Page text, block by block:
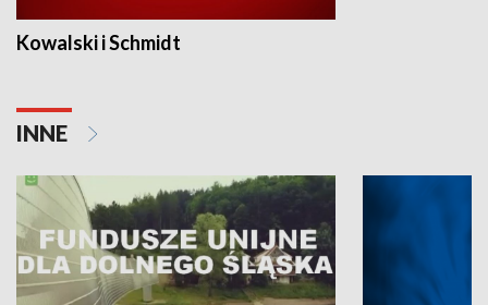
Kowalski i Schmidt
INNE